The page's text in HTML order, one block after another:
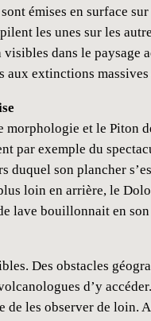
émises en surface
les unes sur les
dans le paysage
extinctions massives
morphologie et le Piton
par exemple du
duquel son plancher
loin en arrière, le
lave bouillonnait en son
Des obstacles
d’y
de les observer de loin.